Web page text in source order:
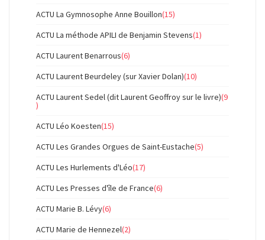
ACTU La Gymnosophe Anne Bouillon(15)
ACTU La méthode APILI de Benjamin Stevens(1)
ACTU Laurent Benarrous(6)
ACTU Laurent Beurdeley (sur Xavier Dolan)(10)
ACTU Laurent Sedel (dit Laurent Geoffroy sur le livre)(9
)
ACTU Léo Koesten(15)
ACTU Les Grandes Orgues de Saint-Eustache(5)
ACTU Les Hurlements d'Léo(17)
ACTU Les Presses d'île de France(6)
ACTU Marie B. Lévy(6)
ACTU Marie de Hennezel(2)